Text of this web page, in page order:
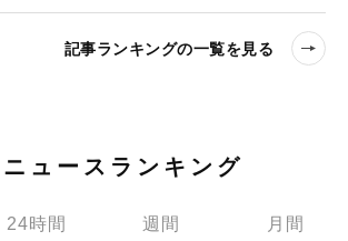
記事ランキングの一覧を見る
ニュースランキング
24時間 週間 月間